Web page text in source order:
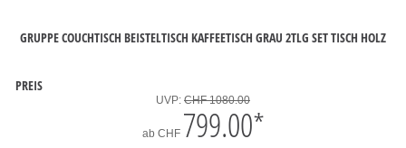
GRUPPE COUCHTISCH BEISTELTISCH KAFFEETISCH GRAU 2TLG SET TISCH HOLZ
PREIS
UVP: CHF 1080.00
ab CHF 799.00*